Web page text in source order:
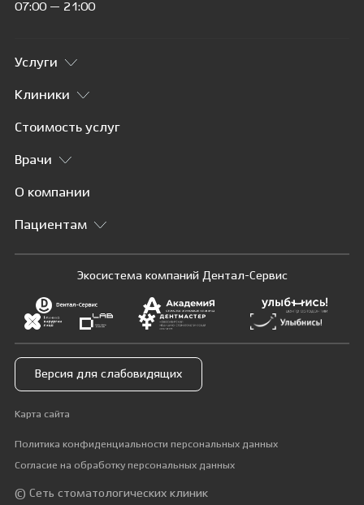
07:00 — 21:00
Услуги
Клиники
Стоимость услуг
Врачи
О компании
Пациентам
Экосистема компаний Дентал-Сервис
Версия для слабовидящих
Карта сайта
Политика конфиденциальности персональных данных
Согласие на обработку персональных данных
© Сеть стоматологических клиник